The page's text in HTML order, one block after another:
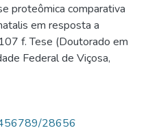
proteômica comparativa
em resposta a
f. Tese (Doutorado em
Federal de Viçosa,
28656